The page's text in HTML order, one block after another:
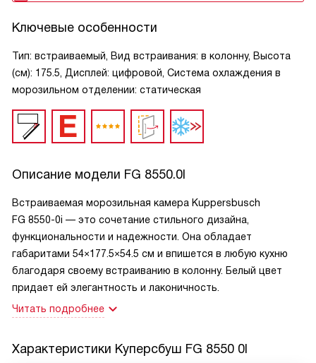
Ключевые особенности
Тип: встраиваемый, Вид встраивания: в колонну, Высота
(см): 175.5, Дисплей: цифровой, Система охлаждения в
морозильном отделении: статическая
Описание модели FG 8550.0I
Встраиваемая морозильная камера Kuppersbusch
FG 8550-0i — это сочетание стильного дизайна,
функциональности и надежности. Она обладает
габаритами 54×177.5×54.5 см и впишется в любую кухню
благодаря своему встраиванию в колонну. Белый цвет
придает ей элегантность и лаконичность.
Читать подробнее
Характеристики Куперсбуш FG 8550 0I